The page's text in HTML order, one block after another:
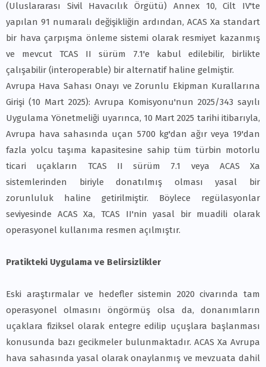
(Uluslararası Sivil Havacılık Örgütü) Annex 10, Cilt IV'te
yapılan 91 numaralı değişikliğin ardından, ACAS Xa standart
bir hava çarpışma önleme sistemi olarak resmiyet kazanmış
ve mevcut TCAS II sürüm 7.1'e kabul edilebilir, birlikte
çalışabilir (interoperable) bir alternatif haline gelmiştir.
Avrupa Hava Sahası Onayı ve Zorunlu Ekipman Kurallarına
Girişi (10 Mart 2025): Avrupa Komisyonu'nun 2025/343 sayılı
Uygulama Yönetmeliği uyarınca, 10 Mart 2025 tarihi itibarıyla,
Avrupa hava sahasında uçan 5700 kg'dan ağır veya 19'dan
fazla yolcu taşıma kapasitesine sahip tüm türbin motorlu
ticari uçakların TCAS II sürüm 7.1 veya ACAS Xa
sistemlerinden biriyle donatılmış olması yasal bir
zorunluluk haline getirilmiştir. Böylece regülasyonlar
seviyesinde ACAS Xa, TCAS II'nin yasal bir muadili olarak
operasyonel kullanıma resmen açılmıştır.
Pratikteki Uygulama ve Belirsizlikler
Eski araştırmalar ve hedefler sistemin 2020 civarında tam
operasyonel olmasını öngörmüş olsa da, donanımların
uçaklara fiziksel olarak entegre edilip uçuşlara başlanması
konusunda bazı gecikmeler bulunmaktadır. ACAS Xa Avrupa
hava sahasında yasal olarak onaylanmış ve mevzuata dahil